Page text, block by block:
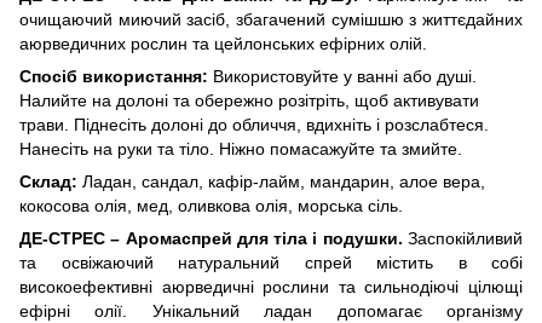
очищаючий миючий засіб, збагачений сумішшю з життєдайних
аюрведичних рослин та цейлонських ефірних олій.
Спосіб використання: Використовуйте у ванні або душі.
Налийте на долоні та обережно розітріть, щоб активувати
трави. Піднесіть долоні до обличчя, вдихніть і розслабтеся.
Нанесіть на руки та тіло. Ніжно помасажуйте та змийте.
Склад: Ладан, сандал, кафір-лайм, мандарин, алое вера,
кокосова олія, мед, оливкова олія, морська сіль.
ДЕ-СТРЕС – Аромаспрей для тіла і подушки. Заспокійливий
та освіжаючий натуральний спрей містить в собі
високоефективні аюрведичні рослини та сильнодіючі цілющі
ефірні олії. Унікальний ладан допомагає організму